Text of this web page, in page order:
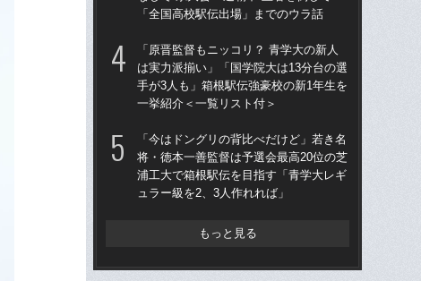
「全国高校駅伝出場」までのウラ話
「原晋監督もニッコリ？ 青学大の新人
は実力派揃い」「国学院大は13分台の選
手が3人も」箱根駅伝強豪校の新1年生を
一挙紹介＜一覧リスト付＞
「今はドングリの背比べだけど」若き名
将・徳本一善監督は予選会最高20位の芝
浦工大で箱根駅伝を目指す「青学大レギ
ュラー級を2、3人作れれば」
もっと見る